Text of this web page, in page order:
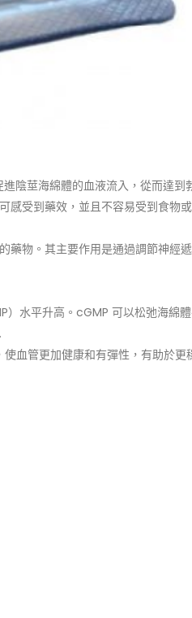
陰莖海綿體的血液流入，從而達到
感受到藥效，並且不容易受到食物
藥物。其主要作用是通過調節神經
）水平升高。cGMP 可以松弛海綿
血管更加健康和有彈性，有助於更